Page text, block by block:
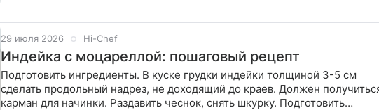
29 июля 2026 Hi-Chef
Индейка с моцареллой: пошаговый рецепт
Подготовить ингредиенты. В куске грудки индейки толщиной 3-5 см
сделать продольный надрез, не доходящий до краев. Должен
карман для начинки. Раздавить чеснок, снять шкурку. Подготовить